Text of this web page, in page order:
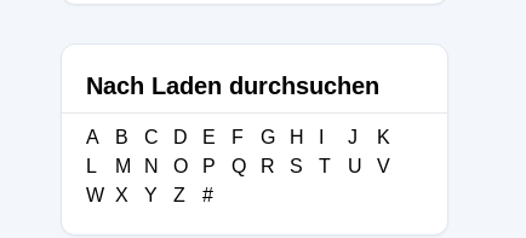
Nach Laden durchsuchen
A B C D E F G H J
K
L
M N O P Q R S T U
V
W X Y Z #